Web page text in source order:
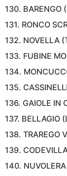
130. BARENGO
131. RONCO
132. NOVELLA
133. FUBINE
134.
135.
136. GAIOLE IN
137. BELLAGIO
138. TRAREGO
139.
140.